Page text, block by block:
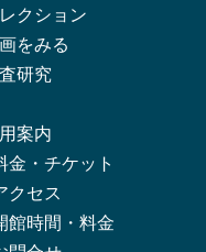
クション
をみる
研究
案内
金・チケット
クセス
館時間・料金